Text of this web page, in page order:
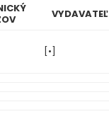
VYDAVATEĽ
[•]